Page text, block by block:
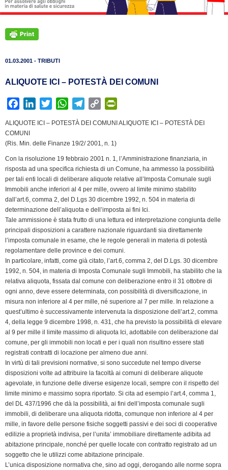
01.03.2001 - TRIBUTI
ALIQUOTE ICI – POTESTÀ DEI COMUNI
c
e
o
o
k
n
k
I
n
i
t
r
W
a
t
p
p
l
e
r
a
m
C
p
y
i
n
k
i
F
r
i
e
n
d
l
y
ALIQUOTE ICI – POTESTÀ DEI COMUNI ALIQUOTE ICI – POTESTÀ DEI
COMUNI
(Ris. Min. delle Finanze 19/2/ 2001, n. 1)
Con la risoluzione 19 febbraio 2001 n. 1, l’Amministrazione finanziaria, in
risposta ad una specifica richiesta di un Comune, ha ammesso la possibilità
per tali enti locali di deliberare aliquote relative all’Imposta Comunale sugli
Immobili anche inferiori al 4 per mille, ovvero al limite minimo stabilito
dall’art.6, comma 2, del D.Lgs 30 dicembre 1992, n. 504 in materia di
determinazione dell’aliquota e dell’imposta ai fini Ici.
Tale ammissione è stata frutto di una lettura ed interpretazione congiunta delle
principali disposizioni a carattere nazionale riguardanti sia direttamente
l’imposta comunale in esame, che le regole generali in materia di potestà
regolamentare delle province e dei comuni.
In particolare, infatti, come già citato, l’art.6, comma 2, del D.Lgs. 30 dicembre
1992, n. 504, in materia di Imposta Comunale sugli Immobili, ha stabilito che la
relativa aliquota, fissata dal comune con deliberazione entro il 31 ottobre di
ogni anno, deve essere determinata, con possibilità di diversificazione, in
misura non inferiore al 4 per mille, né superiore al 7 per mille. In relazione a
quest’ultimo è successivamente intervenuta la disposizione dell’art.2, comma
4, della legge 9 dicembre 1998, n. 431, che ha previsto la possibilità di elevare
al 9 per mille il limite massimo di aliquota Ici, adottabile con deliberazione dal
comune, per gli immobili non locati e per i quali non risultino essere stati
registrati contratti di locazione per almeno due anni.
In virtù di tali previsioni normative, si sono succedute nel tempo diverse
disposizioni volte ad attribuire la facoltà ai comuni di deliberare aliquote
agevolate, in funzione delle diverse esigenze locali, sempre con il rispetto del
limite minimo e massimo sopra riportato. Si cita ad esempio l’art.4, comma 1,
del DL 437/1996 che dà la possibilità, ai fini dell’imposta comunale sugli
immobili, di deliberare una aliquota ridotta, comunque non inferiore al 4 per
mille, in favore delle persone fisiche soggetti passivi e dei soci di cooperative
edilizie a proprietà indivisa, per l’unita’ immobiliare direttamente adibita ad
abitazione principale, nonché per quelle locate con contratto registrato ad un
soggetto che le utilizzi come abitazione principale.
L’unica disposizione normativa che, sino ad oggi, derogando alle norme sopra